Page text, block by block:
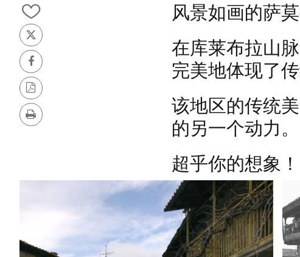
从
我
的
笔
记
本
中
添
加/
删
推
特
Facebook
PDF
版
本
打
风景如画的萨
在库莱布拉山脉
完美地体现了
该地区的传统
的另一个动力。
超乎你的想象！
库